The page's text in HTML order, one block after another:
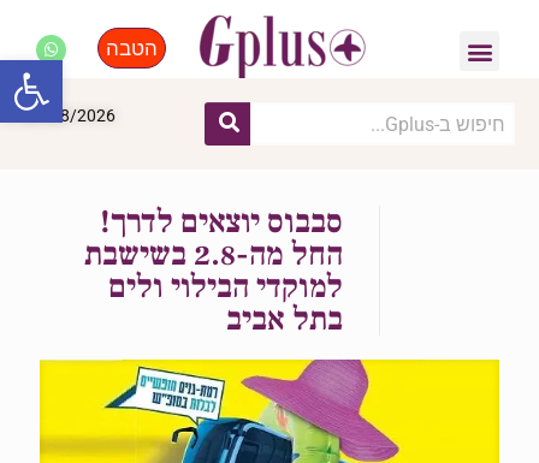
הטבה
07/08/2026
סבבוס יוצאים לדרך!
החל מה-2.8 בשישבת
למוקדי הבילוי ולים
בתל אביב
פתח